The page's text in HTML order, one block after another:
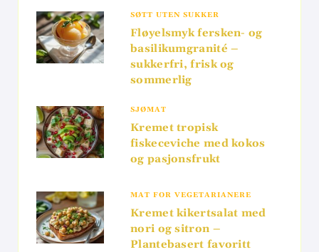
SØTT UTEN SUKKER
Fløyelsmyk fersken- og
basilikumgranité –
sukkerfri, frisk og
sommerlig
SJØMAT
Kremet tropisk
fiskeceviche med kokos
og pasjonsfrukt
MAT FOR VEGETARIANERE
Kremet kikertsalat med
nori og sitron –
Plantebasert favoritt